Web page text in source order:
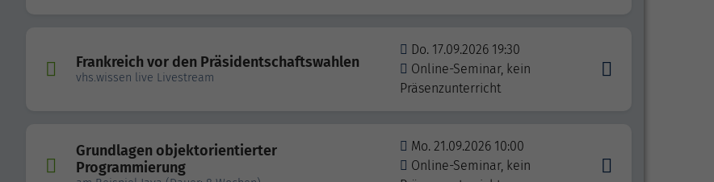
Frankreich vor den Präsidentschaftswahlen
vhs.wissen live Livestream
Do. 17.09.2026 19:30
Online-Seminar, kein
Präsenzunterricht
Grundlagen objektorientierter
Programmierung
Mo. 21.09.2026 10:00
Online-Seminar, kein